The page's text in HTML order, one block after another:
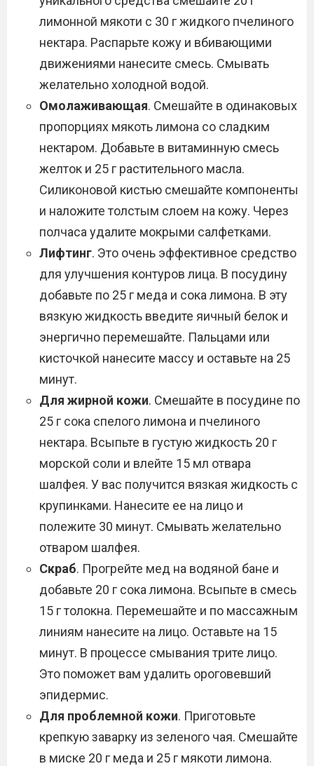
лимонной мякоти с 30 г жидкого пчелиного
нектара. Распарьте кожу и вбивающими
движениями нанесите смесь. Смывать
желательно холодной водой.
Омолаживающая. Смешайте в одинаковых
пропорциях мякоть лимона со сладким
нектаром. Добавьте в витаминную смесь
желток и 25 г растительного масла.
Силиконовой кистью смешайте компоненты
и наложите толстым слоем на кожу. Через
полчаса удалите мокрыми салфетками.
Лифтинг. Это очень эффективное средство
для улучшения контуров лица. В посудину
добавьте по 25 г меда и сока лимона. В эту
вязкую жидкость введите яичный белок и
энергично перемешайте. Пальцами или
кисточкой нанесите массу и оставьте на 25
минут.
Для жирной кожи. Смешайте в посудине по
25 г сока спелого лимона и пчелиного
нектара. Всыпьте в густую жидкость 20 г
морской соли и влейте 15 мл отвара
шалфея. У вас получится вязкая жидкость с
крупинками. Нанесите ее на лицо и
полежите 30 минут. Смывать желательно
отваром шалфея.
Скраб. Прогрейте мед на водяной бане и
добавьте 20 г сока лимона. Всыпьте в смесь
15 г толокна. Перемешайте и по массажным
линиям нанесите на лицо. Оставьте на 15
минут. В процессе смывания трите лицо.
Это поможет вам удалить ороговевший
эпидермис.
Для проблемной кожи. Приготовьте
крепкую заварку из зеленого чая. Смешайте
в миске 20 г меда и 25 г мякоти лимона.